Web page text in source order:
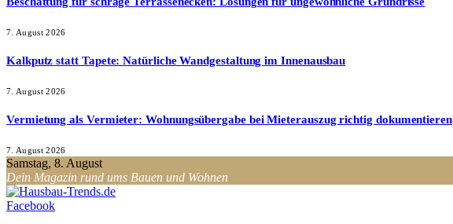
7. August 2026
Kalkputz statt Tapete: Natürliche Wandgestaltung im Innenausbau
7. August 2026
Vermietung als Vermieter: Wohnungsübergabe bei Mieterauszug richtig dokumentieren
7. August 2026
Samstag, 8. August
Dein Magazin rund ums Bauen und Wohnen
Facebook